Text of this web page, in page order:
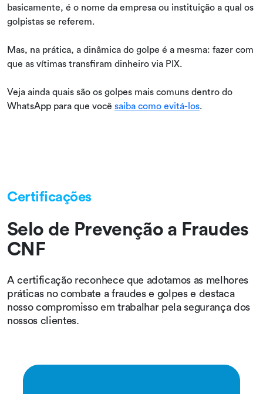
basicamente, é o nome da empresa ou instituição a qual os
golpistas se referem.
Mas, na prática, a dinâmica do golpe é a mesma: fazer com
que as vítimas transfiram dinheiro via PIX.
Veja ainda quais são os golpes mais comuns dentro do
WhatsApp para que você saiba como evitá-los.
Certificações
Selo de Prevenção a Fraudes
CNF
A certificação reconhece que adotamos as melhores
práticas no combate a fraudes e golpes e destaca
nosso compromisso em trabalhar pela segurança dos
nossos clientes.